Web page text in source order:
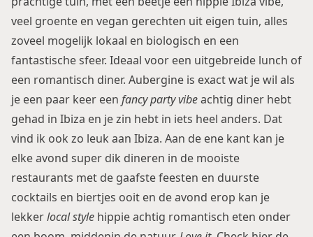
veel groente en vegan gerechten uit eigen tuin, alles
zoveel mogelijk lokaal en biologisch en een
fantastische sfeer. Ideaal voor een uitgebreide lunch of
een romantisch diner. Aubergine is exact wat je wil als
je een paar keer een fancy party vibeachtig diner hebt
gehad in Ibiza en je zin hebt in iets heel anders. Dat
vind ik ook zo leuk aan Ibiza. Aan de ene kant kan je
elke avond super dik dineren in de mooiste
restaurants met de gaafste feesten en duurste
cocktails en biertjes ooit en de avond erop kan je
lekkerlocal style hippie achtig romantisch eten onder